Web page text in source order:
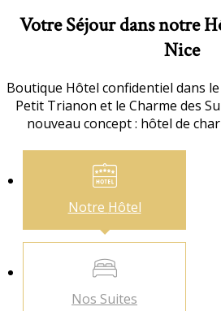
Votre Séjour dans notre
Nice
Boutique Hôtel confidentiel dans
Petit Trianon et le Charme des
nouveau concept : hôtel de
Notre Hôtel
Nos Suites